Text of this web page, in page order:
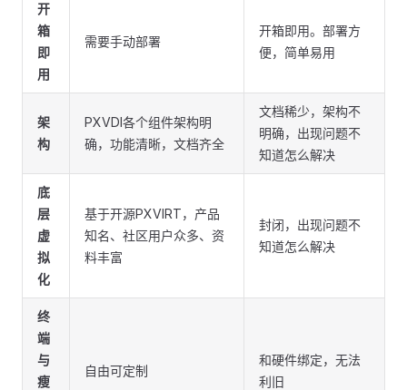
开
箱
即
用
需要手动部署
开箱即用。部署方
便，简单易用
架
构
PXVDI各个组件架构明
确，功能清晰，文档齐全
文档稀少，架构不
明确，出现问题不
知道怎么解决
底
层
虚
拟
化
基于开源PXVIRT，产品
知名、社区用户众多、资
料丰富
封闭，出现问题不
知道怎么解决
终
端
与
瘦
自由可定制
和硬件绑定，无法
利旧